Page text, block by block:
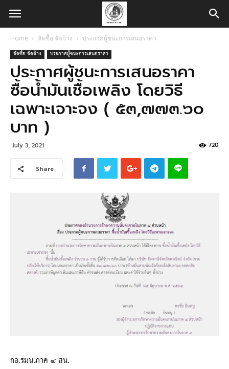
Home จัดซื้อ จัดจ้าง ประกาศผู้ชนะการเสนอราคา
จัดซื้อ จัดจ้าง ประกาศผู้ชนะการเสนอราคา
ประกาศผู้ชนะการเสนอราคา
ซื้อน้ำมันเชื้อเพลิง โดยวิธี
เฉพาะเจาะจง ( ๕๓,๗๗๓.๖๐
บาท )
July 3, 2021 720
Share
กอ.รมน.ภาค ๔ สน.